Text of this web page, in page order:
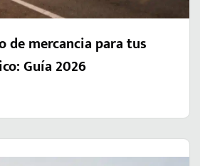
de mercancia para tus
Guía 2026